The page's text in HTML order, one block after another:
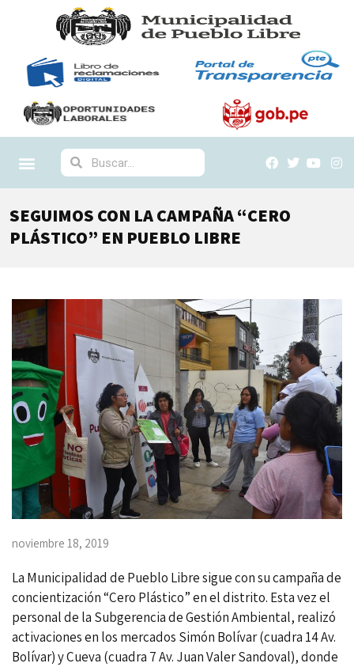
SEGUIMOS CON LA CAMPAÑA “CERO
PLÁSTICO” EN PUEBLO LIBRE
noviembre 18, 2019
La Municipalidad de Pueblo Libre sigue con su campaña de
concientización “Cero Plástico” en el distrito. Esta vez el
personal de la Subgerencia de Gestión Ambiental, realizó
activaciones en los mercados Simón Bolívar (cuadra 14 Av.
Bolívar) y Cueva (cuadra 7 Av. Juan Valer Sandoval), donde